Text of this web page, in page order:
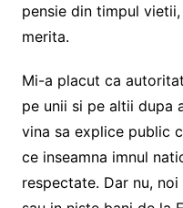
pensie din timpul
merita.
Mi-a placut ca
pe unii si pe altii dupa
vina sa explice public
ce inseamna imnul
respectate. Dar nu,